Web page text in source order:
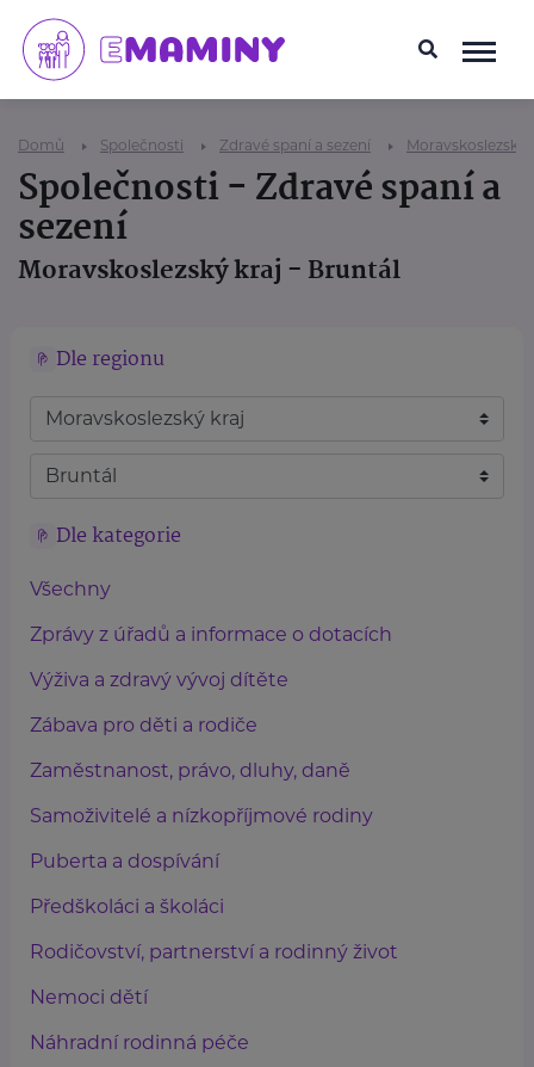
Domů Společnosti Zdravé spaní a sezení Moravskoslezský
Společnosti - Zdravé spaní a
sezení
Moravskoslezský kraj - Bruntál
Dle regionu
Dle kategorie
Všechny
Zprávy z úřadů a informace o dotacích
Výživa a zdravý vývoj dítěte
Zábava pro děti a rodiče
Zaměstnanost, právo, dluhy, daně
Samoživitelé a nízkopříjmové rodiny
Puberta a dospívání
Předškoláci a školáci
Rodičovství, partnerství a rodinný život
Nemoci dětí
Náhradní rodinná péče